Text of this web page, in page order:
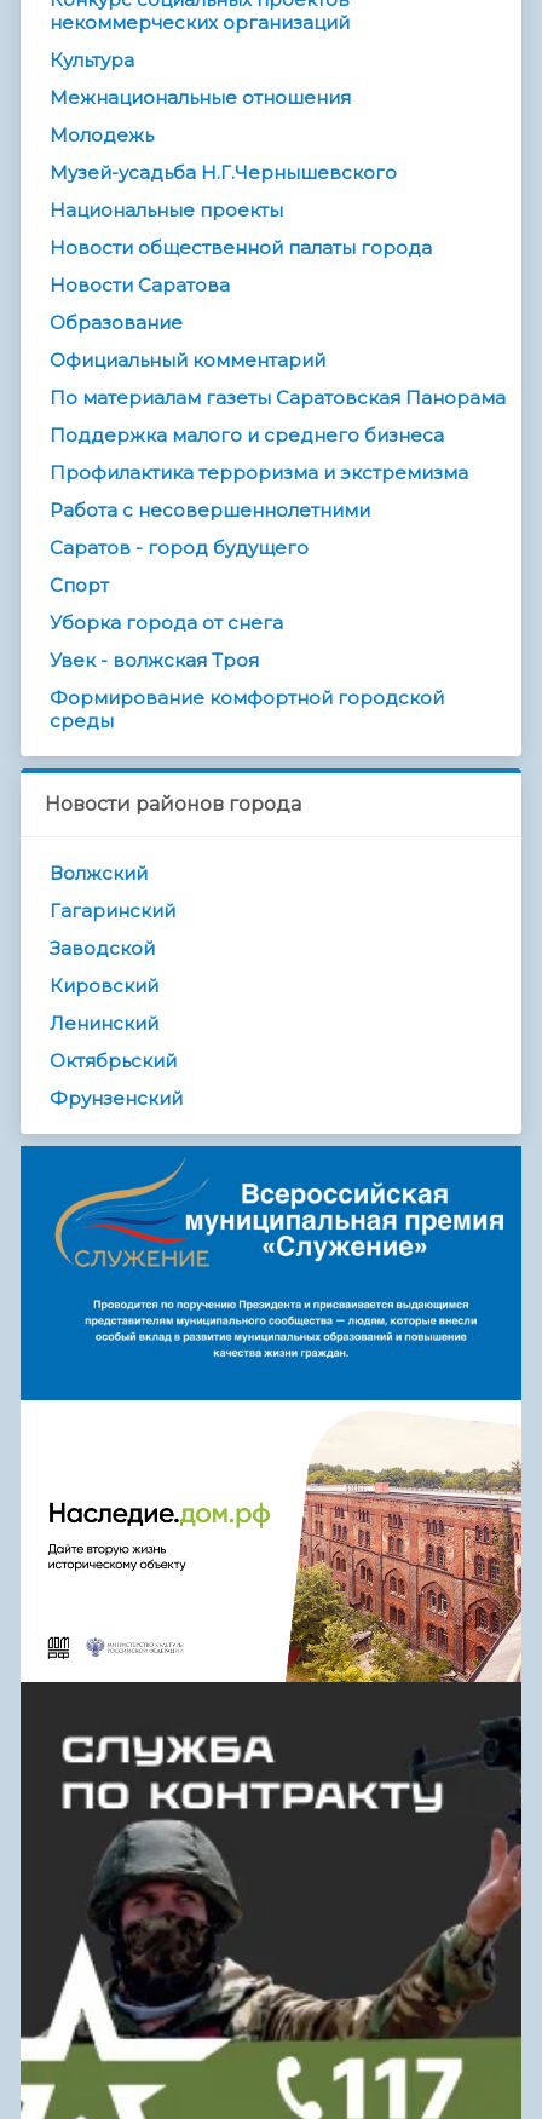
некоммерческих организаций
Культура
Межнациональные отношения
Молодежь
Музей-усадьба Н.Г.Чернышевского
Национальные проекты
Новости общественной палаты города
Новости Саратова
Образование
Официальный комментарий
По материалам газеты Саратовская Панорама
Поддержка малого и среднего бизнеса
Профилактика терроризма и экстремизма
Работа с несовершеннолетними
Саратов - город будущего
Спорт
Уборка города от снега
Увек - волжская Троя
Формирование комфортной городской
среды
Новости районов города
Волжский
Гагаринский
Заводской
Кировский
Ленинский
Октябрьский
Фрунзенский